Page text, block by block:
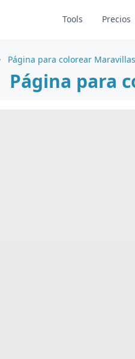
Tools Precios
Página para colorear
Página para